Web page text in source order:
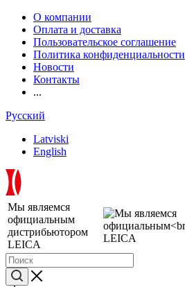
О компании
Оплата и доставка
Пользовательское соглашение
Политика конфиденциальности
Новости
Контакты
...
Русский
Latviski
English
Мы являемся
официальным
дистрибьютором
LEICA